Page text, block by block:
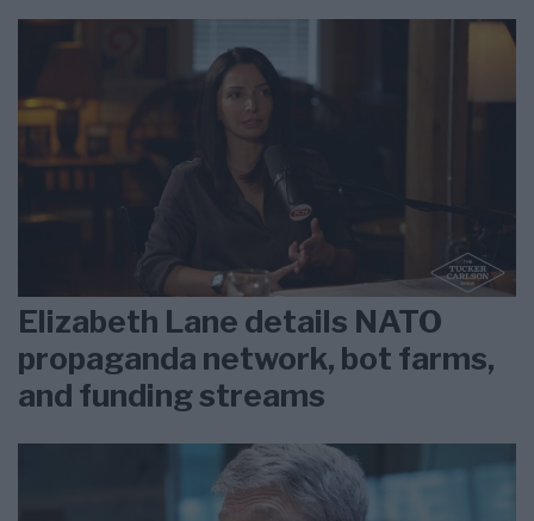
Elizabeth Lane details NATO
propaganda network, bot farms,
and funding streams